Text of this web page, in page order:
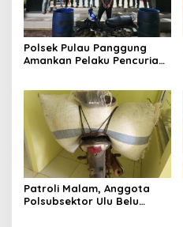
Polsek Pulau Panggung
Amankan Pelaku Pencurian
Patroli Malam, Anggota
Polsubsektor Ulu Belu